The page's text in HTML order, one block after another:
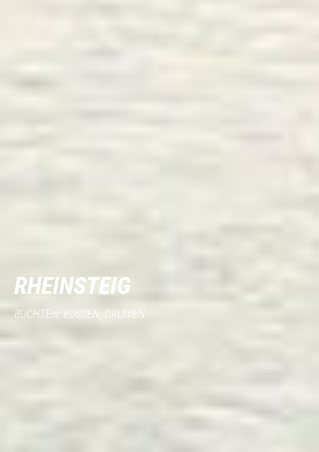
RHEINSTEIG
BUCHTEN, BOSSEN, DRUIVEN